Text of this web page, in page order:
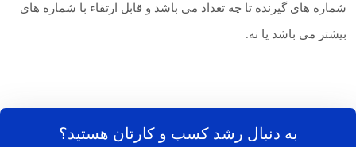
شماره های گیرنده تا چه تعداد می باشد و قابل ارتقاء با شماره های
بیشتر می باشد یا نه.
به دنبال رشد کسب و کارتان هستید؟